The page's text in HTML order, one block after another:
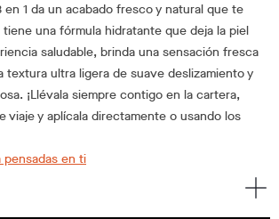
en 1 da un acabado fresco y natural que te
una fórmula hidratante que deja la piel
saludable, brinda una sensación fresca
textura ultra ligera de suave deslizamiento y
¡Llévala siempre contigo en la cartera,
viaje y aplícala directamente o usando los
en ti